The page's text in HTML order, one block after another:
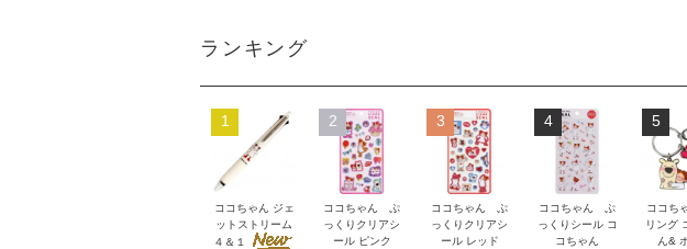
ランキング
1
ココちゃん ジェ
ットストリーム
４＆１
2
ココちゃん ぷ
っくりクリアシ
ール ピンク
3
ココちゃん ぷ
っくりクリアシ
ール レッド
4
ココちゃん ぷ
っくりシール コ
コちゃん
5
ココち
リング
ん&